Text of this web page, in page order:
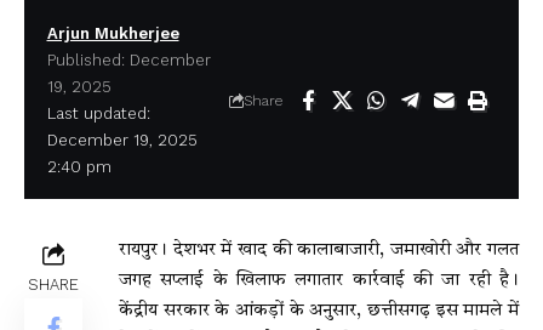
Last updated:
December 19, 2025
2:40 pm
Arjun Mukherjee
Published: December
19, 2025
Share
SHARE
रायपुर। देशभर में खाद की कालाबाजारी, जमाखोरी और गलत
जगह सप्लाई के खिलाफ लगातार कार्रवाई की जा रही है।
केंद्रीय सरकार के आंकड़ों के अनुसार, छत्तीसगढ़ इस मामले में